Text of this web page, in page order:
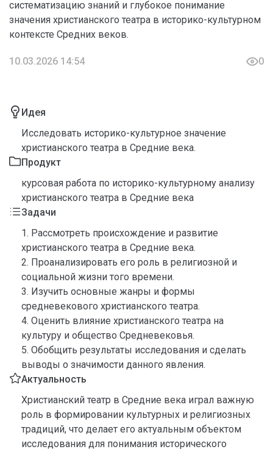
систематизацию знаний и глубокое понимание
значения христианского театра в историко-культурном
контексте Средних веков.
10.03.2026 14:54 0
Идея
Исследовать историко-культурное значение
христианского театра в Средние века.
Продукт
курсовая работа по историко-культурному анализу
христианского театра в Средние века
Задачи
1. Рассмотреть происхождение и развитие
христианского театра в Средние века.
2. Проанализировать его роль в религиозной и
социальной жизни того времени.
3. Изучить основные жанры и формы
средневекового христианского театра.
4. Оценить влияние христианского театра на
культуру и общество Средневековья.
5. Обобщить результаты исследования и сделать
выводы о значимости данного явления.
Актуальность
Христианский театр в Средние века играл важную
роль в формировании культурных и религиозных
традиций, что делает его актуальным объектом
исследования для понимания исторического